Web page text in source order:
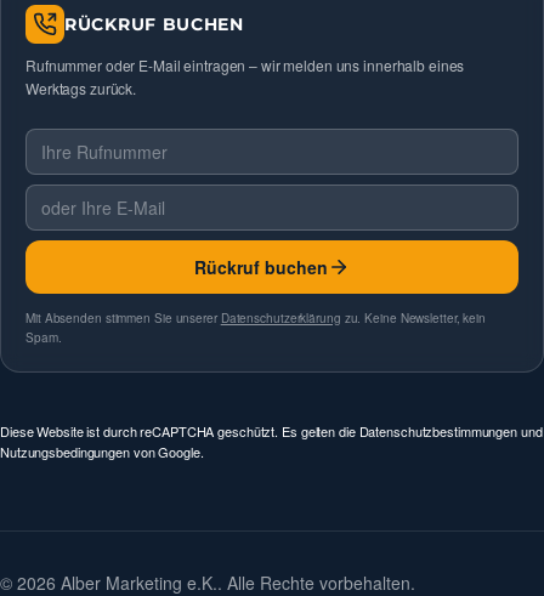
RÜCKRUF BUCHEN
Rufnummer oder E-Mail eintragen – wir melden uns innerhalb eines
Werktags zurück.
Telefonnummer
E-Mail
Rückruf buchen
Mit Absenden stimmen Sie unserer Datenschutzerklärung zu. Keine Newsletter, kein
Spam.
Diese Website ist durch reCAPTCHA geschützt. Es gelten die Datenschutzbestimmungenund
Nutzungsbedingungenvon Google.
© 2026 Alber Marketing e.K.. Alle Rechte vorbehalten.